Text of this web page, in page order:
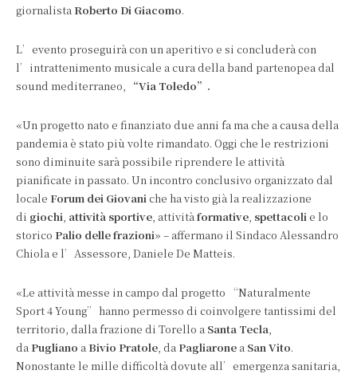
giornalistaRoberto Di Giacomo.
L’evento proseguirà con un aperitivo e si concluderà con
l’intrattenimento musicale a cura della band partenopea dal
sound mediterraneo, “Via Toledo”.
«Un progetto nato e finanziato due anni fa ma che a causa della
pandemia è stato più volte rimandato. Oggi che le restrizioni
sono diminuite sarà possibile riprendere le attività
pianificate in passato. Un incontro conclusivo organizzato dal
locale Forum dei Giovaniche ha visto già la realizzazione
di giochi, attività sportive, attivitàformative, spettacolie lo
storico Palio delle frazioni» – affermano il Sindaco Alessandro
Chiola e l’Assessore, Daniele De Matteis.
«Le attività messe in campo dal progetto “Naturalmente
Sport 4 Young” hanno permesso di coinvolgere tantissimi del
territorio, dalla frazione di Torello a Santa Tecla,
da Pugliano a Bivio Pratole, da Pagliarone a San Vito.
Nonostante le mille difficoltà dovute all’emergenza sanitaria,